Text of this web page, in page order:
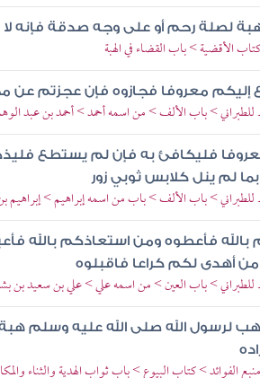
لصلة رحم أو على وجه صدقة فإنه لا
الأقضية > باب القضاء في الهبة
معروفا فجازوه فإن عجزتم عن
> باب الألف > من اسمه أحمد > أحمد بن عبد
فليكافئ به فإن لم يستطع
لم ينل كلابس ثوبي زور
> باب الألف > باب من اسمه إبراهيم > إبراهيم
فأعطوه ومن استعاذكم بالله
أهدى لكم كراعا فاقبلوه
> باب العين > من اسمه علي > علي بن سعيد بن
وهب لرسول الله صلى الله عليه وسلم
الفوائد > كتاب البيوع > باب ثواب الهدية والثناء